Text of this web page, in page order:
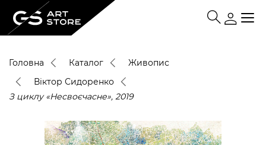
Головна Каталог
Живопис
Віктор Сидоренко
З циклу «Несвоєчасне», 2019